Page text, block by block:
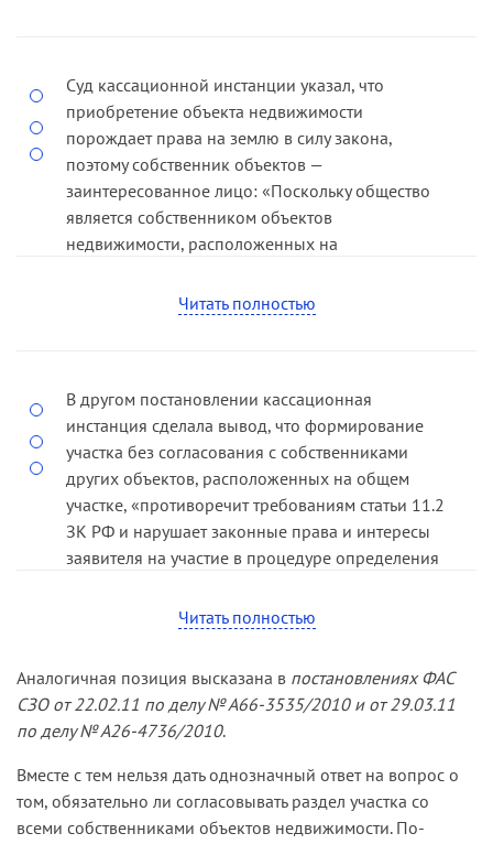
Суд кассационной инстанции указал, что
приобретение объекта недвижимости
порождает права на землю в силу закона,
поэтому собственник объектов —
заинтересованное лицо: «Поскольку общество
является собственником объектов
недвижимости, расположенных на
вывод суда об отсутствии оснований для
отнесения заявителя к лицам, права которых
(постановление ФАС СЗО от 18.12.09 по делу №
А13-3182/2009).
Читать полностью
В другом постановлении кассационная
инстанция сделала вывод, что формирование
участка без согласования с собственниками
других объектов, расположенных на общем
участке, «противоречит требованиям статьи 11.2
ЗК РФ и нарушает законные права и интересы
заявителя на участие в процедуре определения
земельного участка... которым заявитель
пользуется совместно с другими владельцами
недвижимости» (постановление ФАС СЗО от
13.11.10 по делу № А66-14778/2009 ).
Читать полностью
Аналогичная позиция высказана в постановлениях ФАС
СЗО от 22.02.11 по делу № А66-3535/2010 и от 29.03.11
по делу № А26-4736/2010.
Вместе с тем нельзя дать однозначный ответ на вопрос о
том, обязательно ли согласовывать раздел участка со
всеми собственниками объектов недвижимости. По-